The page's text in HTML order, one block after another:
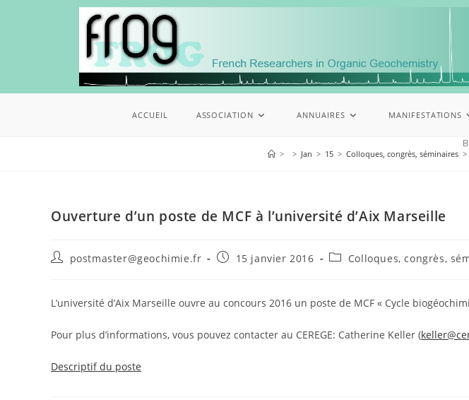
ACCUEIL ASSOCIATION ANNUAIRES MANIFESTATIONS
> > Jan > 15 > Colloques, congrès, séminaires >
Ouverture d’un poste de MCF à l’université d’Aix Marseille
postmaster@geochimie.fr 15 janvier 2016 Colloques, congrès,
L’université d’Aix Marseille ouvre au concours 2016 un poste de MCF « Cycle
Pour plus d’informations, vous pouvez contacter au CEREGE: Catherine Keller (
Descriptif du poste